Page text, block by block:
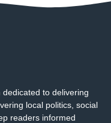
to delivering
local politics, social
readers informed